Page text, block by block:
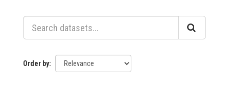
content
Order by